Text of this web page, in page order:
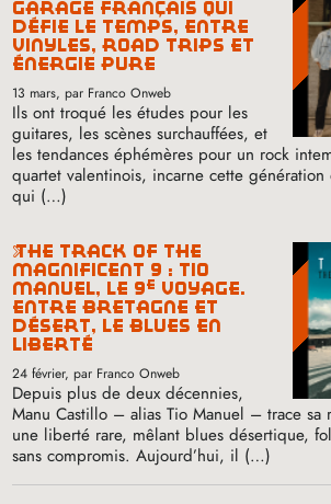
garage français qui
défie le temps, entre
vinyles, road trips et
énergie pure
13 mars, par Franco Onweb
Ils ont troqué les études pour les
guitares, les scènes surchauffées, et
les tendances éphémères pour un rock
quartet valentinois, incarne cette génération
qui (…)
the track of the
magnificent 9 : tio
manuel, le 9e voyage.
entre bretagne et
désert, le blues en
liberté
24 février, par Franco Onweb
Depuis plus de deux décennies,
Manu Castillo – alias Tio Manuel – trace sa
une liberté rare, mêlant blues désertique,
sans compromis. Aujourd’hui, il (…)